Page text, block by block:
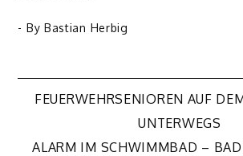
- By Bastian Herbig
FEUERWEHRSENIOREN AUF
UNTERWEGS
ALARM IM SCHWIMMBAD – BAD